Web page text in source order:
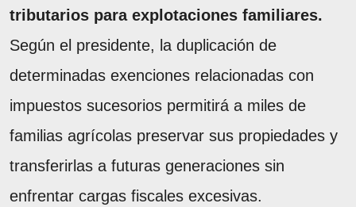
tributarios para explotaciones familiares.
Según el presidente, la duplicación de
determinadas exenciones relacionadas con
impuestos sucesorios permitirá a miles de
familias agrícolas preservar sus propiedades y
transferirlas a futuras generaciones sin
enfrentar cargas fiscales excesivas.